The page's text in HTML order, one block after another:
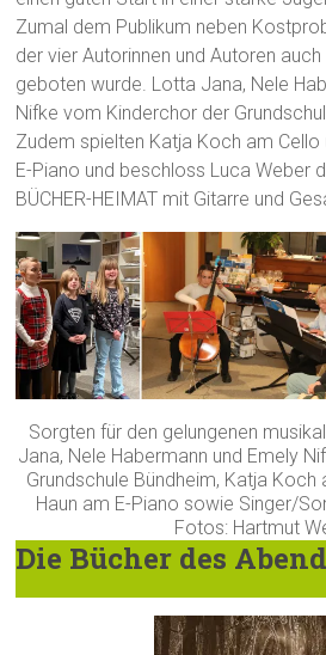
Zumal dem Publikum neben
der vier Autorinnen und Autoren
geboten wurde. Lotta Jana, Nele
Nifke vom Kinderchor der
Zudem spielten Katja Koch am Cello
E-Piano und beschloss Luca Weber
BÜCHER-HEIMAT mit Gitarre und
Sorgten für den gelungenen
Jana, Nele Habermann und Emely
Grundschule Bündheim, Katja Koch
Haun am E-Piano sowie Singer/
Fotos: Hartmut
Die Bücher des